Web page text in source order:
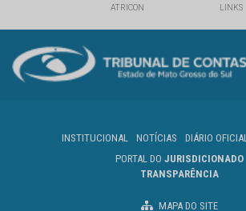
ATRICON LINKS
INSTITUCIONAL NOTÍCIAS DIÁRIO OFICIAL
PORTAL DO JURISDICIONADO
TRANSPARÊNCIA
MAPA DO SITE